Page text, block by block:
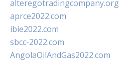
alteregotradingcompany.org
aprce2022.com
ibie2022.com
sbcc-2022.com
AngolaOilAndGas2022.com